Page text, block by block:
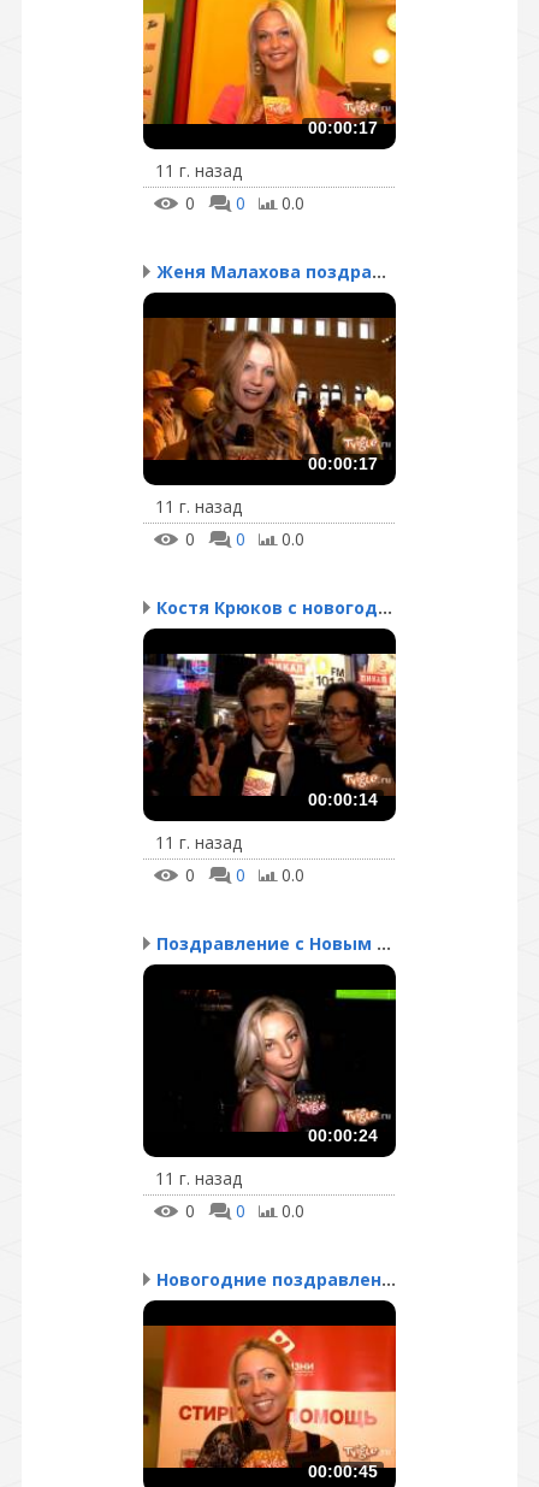
00:00:17
11 г. назад
0
0 0.0
Женя Малахова поздравля...
00:00:17
11 г. назад
0
0 0.0
Костя Крюков с новогодн...
00:00:14
11 г. назад
0
0 0.0
Поздравление с Новым го...
00:00:24
11 г. назад
0
0 0.0
Новогодние поздравления...
00:00:45